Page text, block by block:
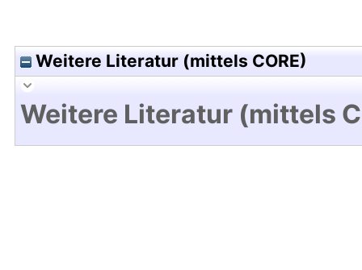
Weitere Literatur (mittels CORE)
Weitere Literatur (mittels